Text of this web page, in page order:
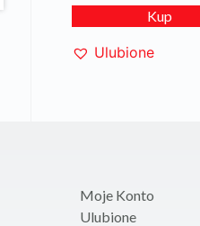
Kup
Ulubione
Moje Konto
Ulubione